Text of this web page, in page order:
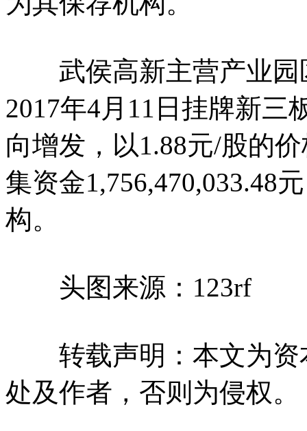
武侯高新主营产业园
2017年4月11日挂牌新三
向增发，以1.88元/股的
集资金1,756,470,033.48
构。
头图来源：123rf
转载声明：本文为资
处及作者，否则为侵权。